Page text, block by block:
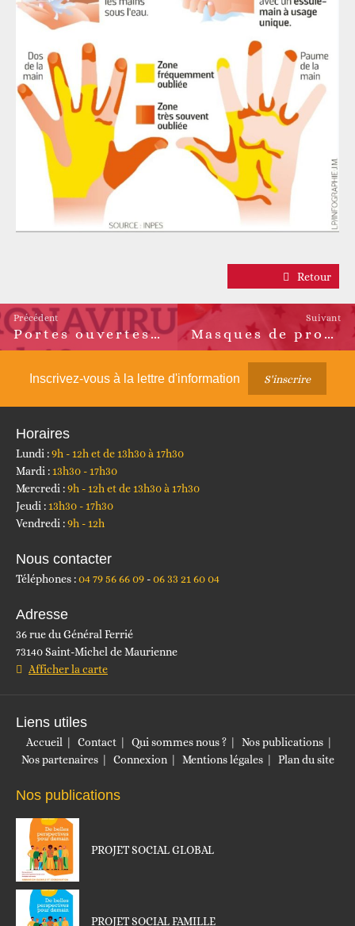
Retour
Précédent
Article
précédent :
Portes ouvertes Espace France Services
Suivant
Article
suivant :
Masques de protection à coudre
Inscrivez-vous à la lettre d'information S'inscrire
Horaires
Lundi :9h - 12h et de 13h30 à 17h30
Mardi : 13h30 - 17h30
Mercredi :9h - 12h et de 13h30 à 17h30
Jeudi : 13h30 - 17h30
Vendredi :9h - 12h
Nous contacter
Téléphones :04 79 56 66 09 06 33 21 60 04
Adresse
36 rue du Général Ferrié
73140 Saint-Michel de Maurienne
Afficher la carte
Liens utiles
Accueil Contact Qui sommes nous ?
Nos publications
Nos partenaires
Connexion Mentions légales Plan du site
Nos publications
PROJET SOCIAL GLOBAL
PROJET SOCIAL FAMILLE